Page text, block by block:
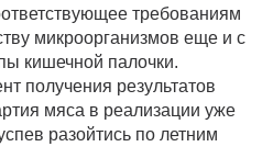
требованиям
микроорганизмов еще и с
кишечной палочки.
получения результатов
мяса в реализации уже
разойтись по летним